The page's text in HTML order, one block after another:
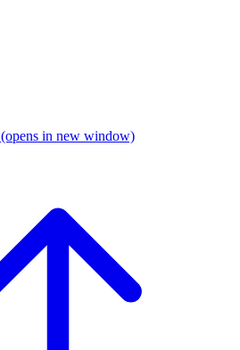
(opens in new window)